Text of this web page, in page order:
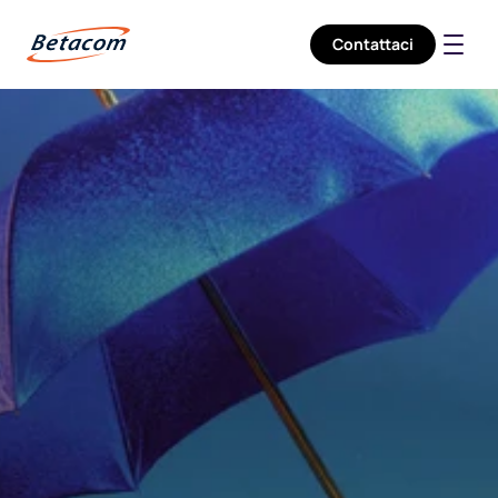
Company
Services
Sectors
Careers
Contattaci